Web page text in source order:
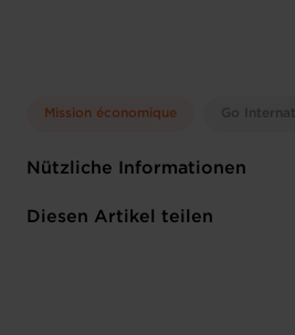
Mission économique Go
Nützliche Informationen
Montag 4 Mai 2026 > Donnerstag 7
Diesen Artikel teilen